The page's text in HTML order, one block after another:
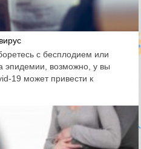
с бесплодием или
эпидемии, возможно, у вы
19 может привести к